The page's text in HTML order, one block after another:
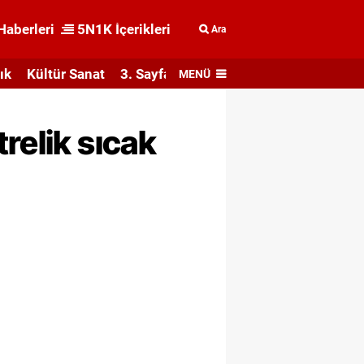
5N1K İçerikleri Ara
Kültür Sanat 3. Sayfa MENÜ
sıcak